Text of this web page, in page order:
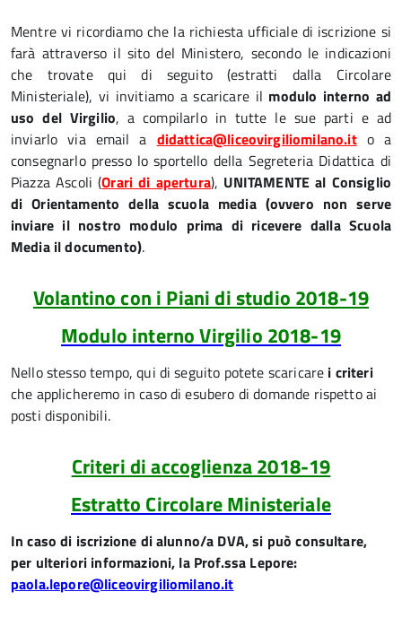
Mentre vi ricordiamo che la richiesta ufficiale di iscrizione si
farà attraverso il sito del Ministero, secondo le indicazioni
che trovate qui di seguito (estratti dalla Circolare
Ministeriale), vi invitiamo a scaricare il modulo interno ad
uso del Virgilio, a compilarlo in tutte le sue parti e ad
inviarlo via email a didattica@liceovirgiliomilano.ito a
consegnarlo presso lo sportello della Segreteria Didattica di
Piazza Ascoli (Orari di apertura), UNITAMENTE al Consiglio
di Orientamento della scuola media (ovvero non serve
inviare il nostro modulo prima di ricevere dalla Scuola
Media il documento).
Volantino con i Piani di studio 2018-19
Modulo interno Virgilio 2018-19
Nello stesso tempo, qui di seguito potete scaricare i criteri
che applicheremo in caso di esubero di domande rispetto ai
posti disponibili.
Criteri di accoglienza 2018-19
Estratto Circolare Ministeriale
In caso di iscrizione di alunno/a DVA, si può consultare,
per ulteriori informazioni, la Prof.ssa Lepore:
paola.lepore@liceovirgiliomilano.it